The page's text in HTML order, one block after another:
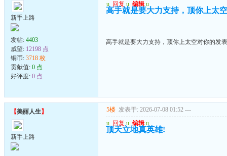
新手上路
发帖: 4403
威望: 12198 点
铜币: 3718 枚
贡献值: 0 点
好评度: 0 点
u 回复 u 编辑 u
高手就是要大力支持，顶你上太
高手就是要大力支持，顶你上太空对你的发表
【美丽人生】
新手上路
5楼 发表于: 2026-07-08 01:52 ---
u 回复 u 编辑 u
顶天立地真英雄!